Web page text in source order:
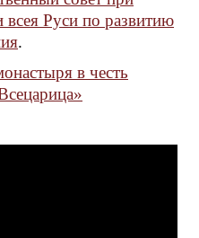
Руси по развитию
.
в честь